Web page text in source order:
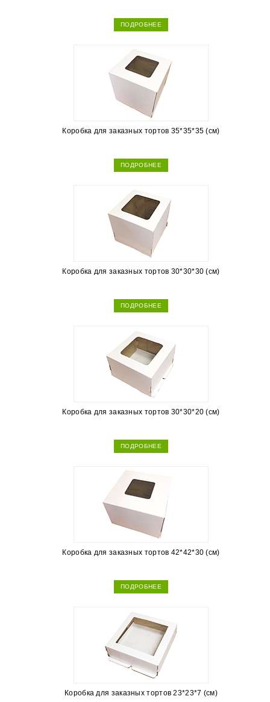
ПОДРОБНЕЕ
Коробка для заказных тортов 35*35*35 (см)
ПОДРОБНЕЕ
Коробка для заказных тортов 30*30*30 (см)
ПОДРОБНЕЕ
Коробка для заказных тортов 30*30*20 (см)
ПОДРОБНЕЕ
Коробка для заказных тортов 42*42*30 (см)
ПОДРОБНЕЕ
Коробка для заказных тортов 23*23*7 (см)